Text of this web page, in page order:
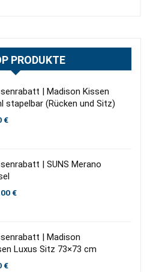
PRODUKTE
| Madison Kissen
stapelbar (Rücken und Sitz)
€Aktueller
| SUNS Merano
€Aktueller
| Madison
Luxus Sitz 73×73 cm
€Aktueller